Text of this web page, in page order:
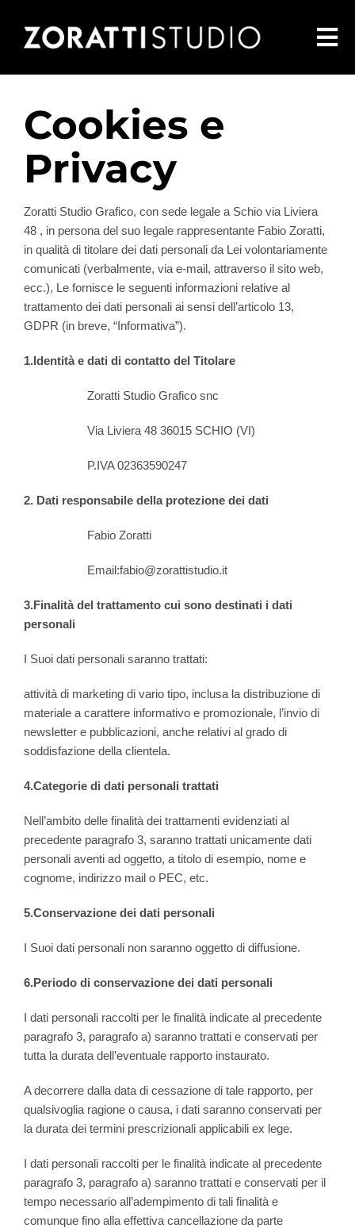
contenuto
Virtualtour 3D
Contattaci
RNZ pharma
Cookies e
Privacy
Zoratti Studio Grafico, con sede legale a Schio via Liviera
48, in persona del suo legale rappresentante Fabio Zoratti,
in qualità di titolare dei dati personali da Lei volontariamente
comunicati (verbalmente, via e-mail, attraverso il sito web,
ecc.), Le fornisce le seguenti informazioni relative al
trattamento dei dati personali ai sensi dell’articolo 13,
GDPR (in breve, “Informativa”).
1.Identità e dati di contatto del Titolare
Zoratti Studio Grafico snc
Via Liviera 48 36015 SCHIO (VI)
P.IVA 02363590247
2. Dati responsabile della protezione dei dati
Fabio Zoratti
Email:fabio@zorattistudio.it
3.Finalità del trattamento cui sono destinati i dati
personali
I Suoi dati personali saranno trattati:
attività di marketing di vario tipo, inclusa la distribuzione di
materiale a carattere informativo e promozionale, l’invio di
newsletter e pubblicazioni, anche relativi al grado di
soddisfazione della clientela.
4.Categorie di dati personali trattati
Nell’ambito delle finalità dei trattamenti evidenziati al
precedente paragrafo 3, saranno trattati unicamente dati
personali aventi ad oggetto, a titolo di esempio, nome e
cognome, indirizzo mail o PEC, etc.
5.Conservazione dei dati personali
I Suoi dati personali non saranno oggetto di diffusione.
6.Periodo di conservazione dei dati personali
I dati personali raccolti per le finalità indicate al precedente
paragrafo 3, paragrafo a) saranno trattati e conservati per
tutta la durata dell’eventuale rapporto instaurato.
A decorrere dalla data di cessazione di tale rapporto, per
qualsivoglia ragione o causa, i dati saranno conservati per
la durata dei termini prescrizionali applicabili ex lege.
I dati personali raccolti per le finalità indicate al precedente
paragrafo 3, paragrafo a) saranno trattati e conservati per il
tempo necessario all’adempimento di tali finalità e
comunque fino alla effettiva cancellazione da parte